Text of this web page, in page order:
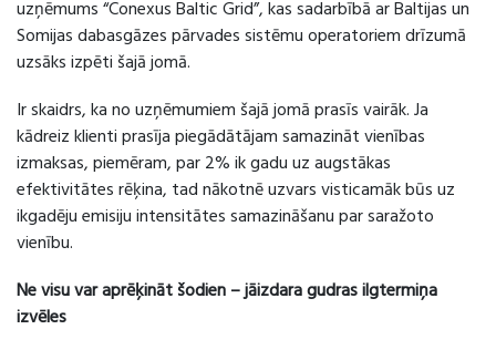
uzņēmums “Conexus Baltic Grid”, kas sadarbībā ar Baltijas un
Somijas dabasgāzes pārvades sistēmu operatoriem drīzumā
uzsāks izpēti šajā jomā.
Ir skaidrs, ka no uzņēmumiem šajā jomā prasīs vairāk. Ja
kādreiz klienti prasīja piegādātājam samazināt vienības
izmaksas, piemēram, par 2% ik gadu uz augstākas
efektivitātes rēķina, tad nākotnē uzvars visticamāk būs uz
ikgadēju emisiju intensitātes samazināšanu par saražoto
vienību.
Ne visu var aprēķināt šodien – jāizdara gudras ilgtermiņa
izvēles